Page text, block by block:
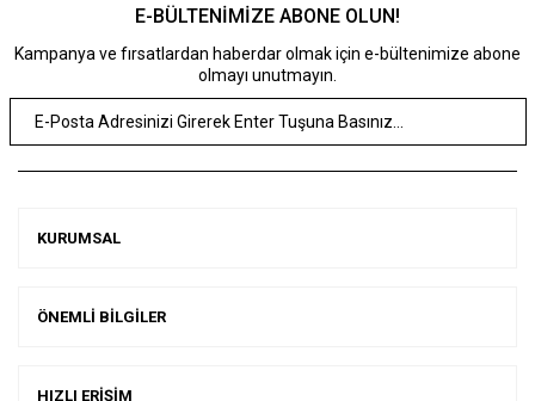
E-BÜLTENİMİZE ABONE OLUN!
Kampanya ve fırsatlardan haberdar olmak için e-bültenimize abone
olmayı unutmayın.
KURUMSAL
ÖNEMLİ BİLGİLER
HIZLI ERİŞİM